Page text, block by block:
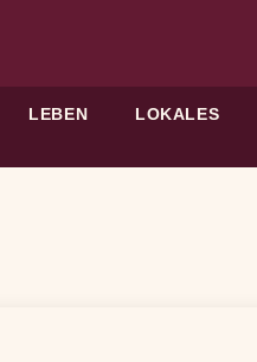
LEBEN LOKALES